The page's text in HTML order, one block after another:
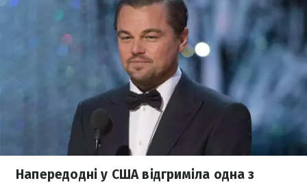
Напередодні у США відгриміла одна з